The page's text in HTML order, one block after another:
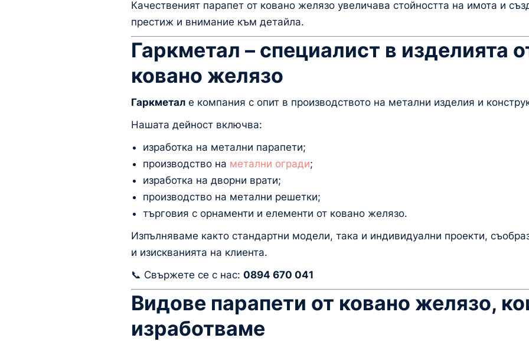
Качественият парапет от ковано желязо увеличава стойността на имота и
престиж и внимание към детайла.
Гаркметал – специалист в изделията
ковано желязо
Гаркметал е компания с опит в производството на метални изделия и
Нашата дейност включва:
изработка на метални парапети;
производство на метални огради;
изработка на дворни врати;
производство на метални решетки;
търговия с орнаменти и елементи от ковано желязо.
Изпълняваме както стандартни модели, така и индивидуални проекти,
и изискванията на клиента.
📞 Свържете се с нас: 0894 670 041
Видове парапети от ковано желязо,
изработваме